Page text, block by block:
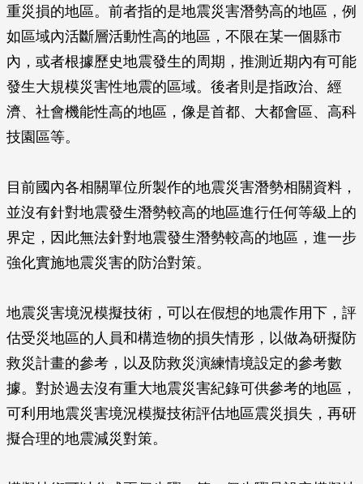
重災損的地區。前者指的是地震災害潛勢高的地區，例
如區域內活斷層活動性高的地區，不限在某一個縣市
內，或者根據歷史地震發生的周期，推測近期內有可能
發生大規模災害性地震的區域。後者則是指政治、經
濟、社會機能性高的地區，像是首都、大都會區、高科
技園區等。
目前國內各相關單位所製作的地震災害潛勢相關資料，
並沒有針對地震發生潛勢較高的地區進行任何等級上的
界定，因此無法針對地震發生潛勢較高的地區，進一步
強化實施地震災害的防治對策。
地震災害境況模擬技術，可以在假想的地震作用下，評
估受災地區的人員和構造物的損失情形，以做為研擬防
救災計畫的參考，以及防救災演練情境設定的參考數
據。對於過去沒有重大地震災害紀錄可供參考的地區，
可利用地震災害境況模擬技術評估地區震災損失，再研
擬合理的地震減災對策。